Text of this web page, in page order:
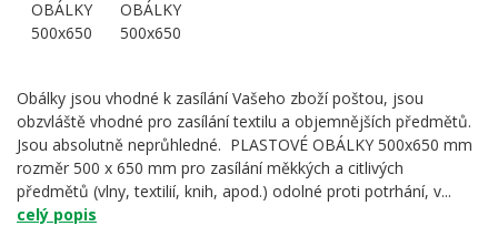
Obálky jsou vhodné k zasílání Vašeho zboží poštou, jsou
obzvláště vhodné pro zasílání textilu a objemnějších předmětů.
Jsou absolutně neprůhledné. PLASTOVÉ OBÁLKY 500x650 mm
rozměr 500 x 650 mm pro zasílání měkkých a citlivých
předmětů (vlny, textilií, knih, apod.) odolné proti potrhání, v...
celý popis